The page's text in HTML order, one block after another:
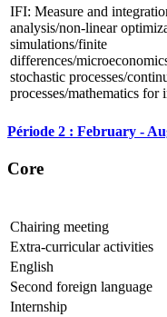
IFI: Measure and
analysis/non-linear
simulations/finite
differences/
stochastic processes/
processes/mathematics for
Période 2 : February -
Core
Chairing meeting
Extra-curricular activities
English
Second foreign language
Internship